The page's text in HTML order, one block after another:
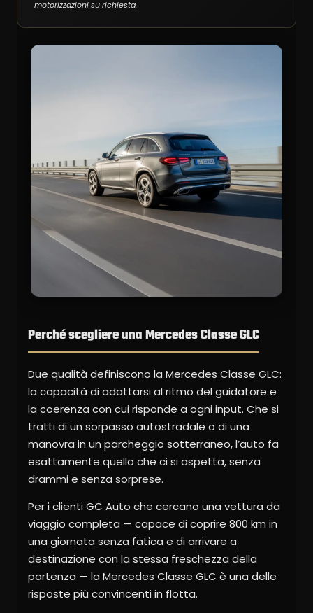
motorizzazioni su richiesta.
Perché scegliere una Mercedes Classe GLC
Due qualità definiscono la Mercedes Classe GLC:
la capacità di adattarsi al ritmo del guidatore e
la coerenza con cui risponde a ogni input. Che si
tratti di un sorpasso autostradale o di una
manovra in un parcheggio sotterraneo, l’auto fa
esattamente quello che ci si aspetta, senza
drammi e senza sorprese.
Per i clienti GC Auto che cercano una vettura da
viaggio completa — capace di coprire 800 km in
una giornata senza fatica e di arrivare a
destinazione con la stessa freschezza della
partenza — la Mercedes Classe GLC è una delle
risposte più convincenti in flotta.